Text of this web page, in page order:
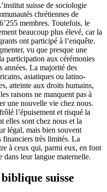
suisse de sociologie
chrétiennes de
membres. Toutefois, le
beaucoup plus élevé, car la
ont participé à l’enquête.
vu que presque une
participation aux cérémonies
années. La majorité des
asiatiques ou latino-
atteinte aux droits humains,
raisons ne manquent pas à
une nouvelle vie chez nous.
l’épuisement et risqué la
elles sont chez nous et la
légal, mais bien souvent
financiers très limités. La
à ceux qui, parmi eux, en font
dans leur langue maternelle.
suisse